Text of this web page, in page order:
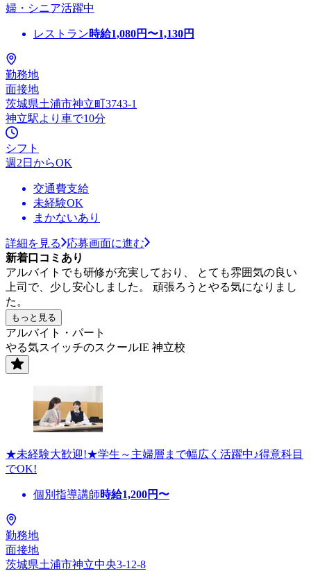
婦・シニア活躍中
レストラン時給1,080円〜1,130円
勤務地
面接地
茨城県土浦市神立町3743-1
神立駅より車で10分
シフト
週2日からOK
交通費支給
未経験OK
まかないあり
詳細を見る
応募画面に進む
新着口コミあり
アルバイトでも研修が充実しており、 とても雰囲気の良い
上司で、少し安心しました。 頑張ろうとやる気になりまし
た。
もっと見る
アルバイト・パート
やる気スイッチのスクールIE 神立校
★未経験大歓迎!★学生～主婦層まで幅広く活躍中♪得意科目
でOK!
個別指導講師時給1,200円〜
勤務地
面接地
茨城県土浦市神立中央3-12-8